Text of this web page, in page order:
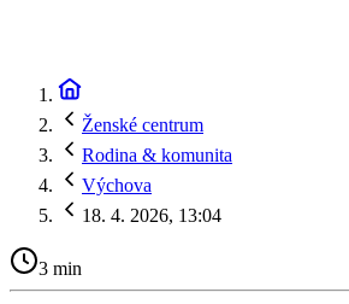
Ženské centrum
Rodina & komunita
Výchova
18. 4. 2026, 13:04
3 min